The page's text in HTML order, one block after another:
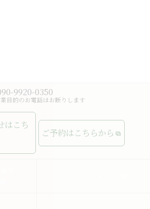
9920-0350
目的のお電話はお断りします
はこち
ご予約はこちらから